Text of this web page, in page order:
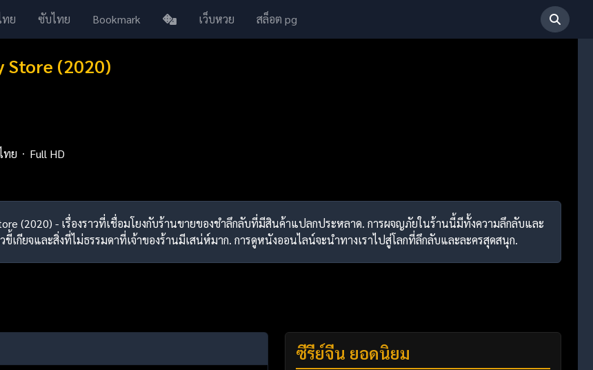
ทย ซับไทย Bookmark เว็บหวย สล็อต pg
Store (2020)
ทย
Full HD
(2020) - เรื่องราวที่เชื่อมโยงกับร้านขายของชำลึกลับที่มีสินค้าแปลกประหลาด. การผจญภัยในร้านนี้มีทั้งความลึกลับและ
เกียจและสิ่งที่ไม่ธรรมดาที่เจ้าของร้านมีเสน่ห์มาก. การดูหนังออนไลน์จะนำทางเราไปสู่โลกที่ลึกลับและละครสุดสนุก.
ซีรี่ย์จีน ยอดนิยม